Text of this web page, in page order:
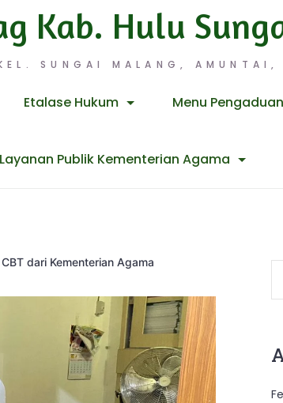
SUNGAI MALANG,
Kab. Hulu
Etalase Hukum Menu Pengaduan
Publik Kementerian Agama
dari Kementerian Agama